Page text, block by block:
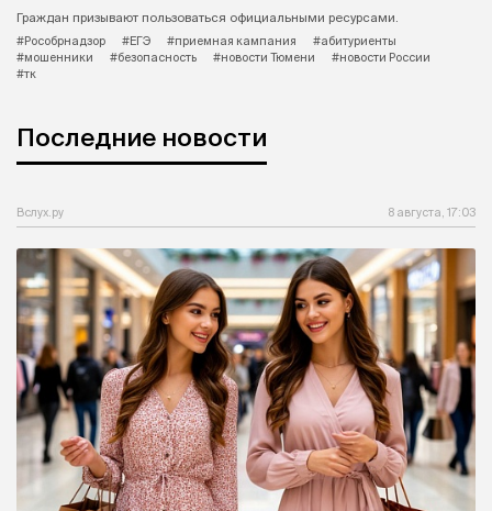
Граждан призывают пользоваться официальными ресурсами.
#Рособрнадзор
#ЕГЭ #приемная кампания
#абитуриенты
#мошенники
#безопасность #новости Тюмени
#новости России
#тк
Последние новости
Вслух.ру 8 августа, 17:03